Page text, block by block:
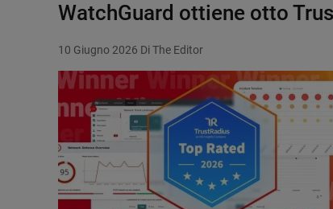
WatchGuard ottiene otto
10 Giugno 2026 Di The Editor